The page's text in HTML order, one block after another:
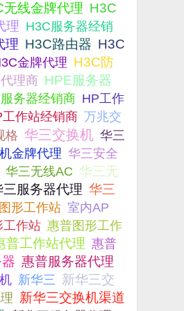
无线金牌代理 H3C
理 H3C服务器经销
理 H3C路由器 H3C
金牌代理 H3C防
理商 HPE服务器
务器经销商 HP工作
工作站经销商 万兆交
格 华三交换机 华三
金牌代理 华三安全
华三无线AC 华三无
三服务器代理 华三
图形工作站 室内AP
工作站 惠普图形工作
普工作站代理 惠普
惠普服务器代理
新华三 新华三交
新华三交换机渠道